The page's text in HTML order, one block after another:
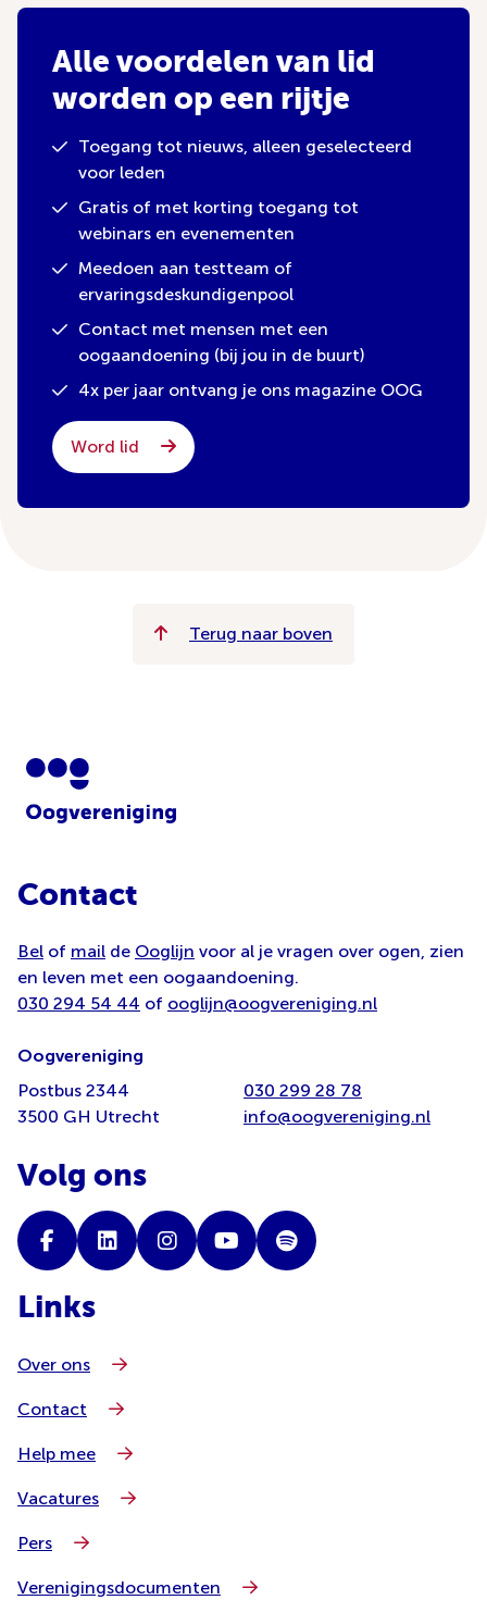
Alle voordelen van lid
worden op een rijtje
Toegang tot nieuws, alleen geselecteerd
voor leden
Gratis of met korting toegang tot
webinars en evenementen
Meedoen aan testteam of
ervaringsdeskundigenpool
Contact met mensen met een
oogaandoening (bij jou in de buurt)
4x per jaar ontvang je ons magazine OOG
Word lid
Terug naar boven
Contact
Bel of mail de Ooglijn voor al je vragen over ogen, zien
en leven met een oogaandoening.
030 294 54 44 of ooglijn@oogvereniging.nl
Oogvereniging
Postbus 2344
3500 GH Utrecht
030 299 28 78
info@oogvereniging.nl
Volg ons
Links
Over ons
Contact
Help mee
Vacatures
Pers
Verenigingsdocumenten